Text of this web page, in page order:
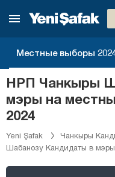
Местные выборы
НРП Чанкыры
мэры на
2024
Yeni Şafak
Чанкыры
Шабанозу Кандидаты в мэры
Батман
Биледжик
Бингёль
Битлис
Болу
Бурдур